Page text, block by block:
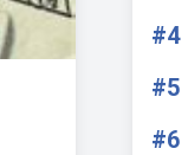
#4
#5
#6